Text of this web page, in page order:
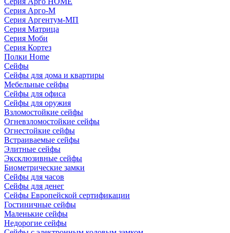
Серия Арго-М
Серия Аргентум-МП
Серия Матрица
Серия Моби
Серия Кортез
Полки Home
Сейфы
Сейфы для дома и квартиры
Мебельные сейфы
Сейфы для офиса
Сейфы для оружия
Взломостойкие сейфы
Огневзломостойкие сейфы
Огнестойкие сейфы
Встраиваемые сейфы
Элитные сейфы
Эксклюзивные сейфы
Биометрические замки
Сейфы для часов
Сейфы для денег
Сейфы Европейской сертификации
Гостиничные сейфы
Маленькие сейфы
Недорогие сейфы